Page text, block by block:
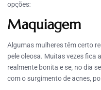
opções:
Maquiagem
Algumas mulheres têm certo
pele oleosa. Muitas vezes fica
realmente bonita e se, no dia
com o surgimento de acnes,